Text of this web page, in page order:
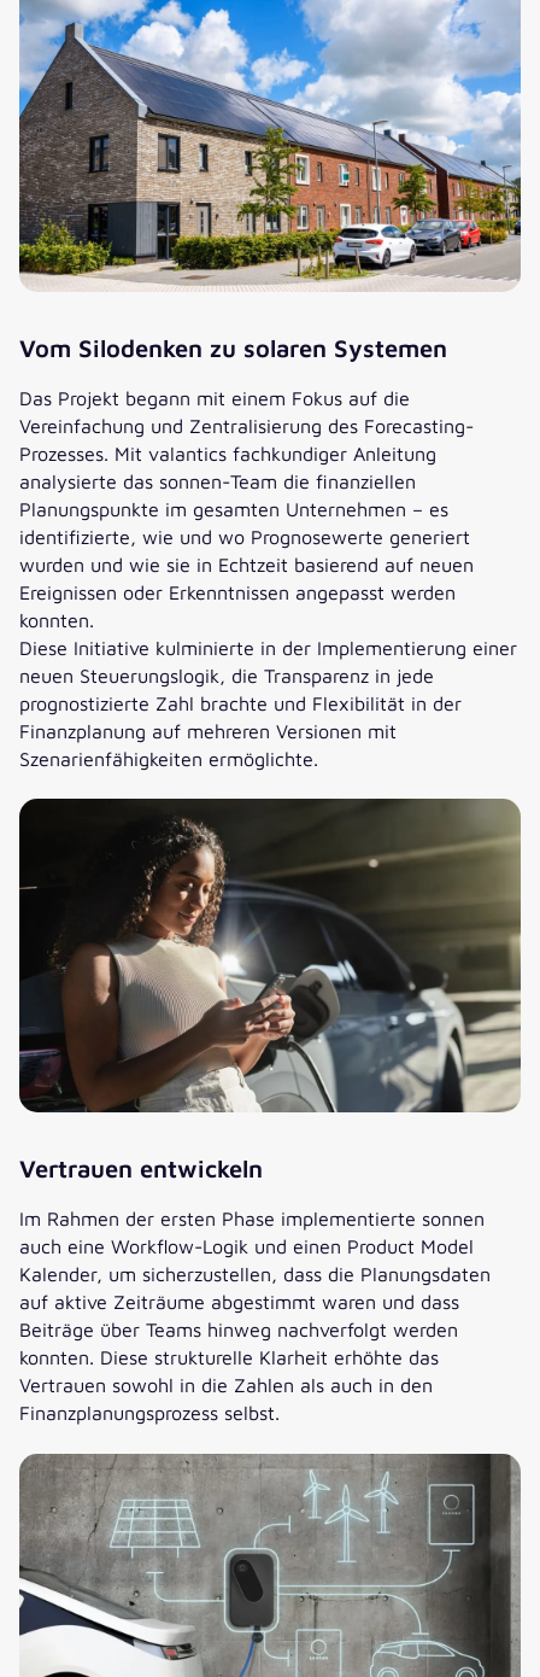
Vom Silodenken zu solaren Systemen
Das Projekt begann mit einem Fokus auf die
Vereinfachung und Zentralisierung des Forecasting-
Prozesses. Mit valantics fachkundiger Anleitung
analysierte das sonnen-Team die finanziellen
Planungspunkte im gesamten Unternehmen – es
identifizierte, wie und wo Prognosewerte generiert
wurden und wie sie in Echtzeit basierend auf neuen
Ereignissen oder Erkenntnissen angepasst werden
konnten.
Diese Initiative kulminierte in der Implementierung einer
neuen Steuerungslogik, die Transparenz in jede
prognostizierte Zahl brachte und Flexibilität in der
Finanzplanung auf mehreren Versionen mit
Szenarienfähigkeiten ermöglichte.
Vertrauen entwickeln
Im Rahmen der ersten Phase implementierte sonnen
auch eine Workflow-Logik und einen Product Model
Kalender, um sicherzustellen, dass die Planungsdaten
auf aktive Zeiträume abgestimmt waren und dass
Beiträge über Teams hinweg nachverfolgt werden
konnten. Diese strukturelle Klarheit erhöhte das
Vertrauen sowohl in die Zahlen als auch in den
Finanzplanungsprozess selbst.